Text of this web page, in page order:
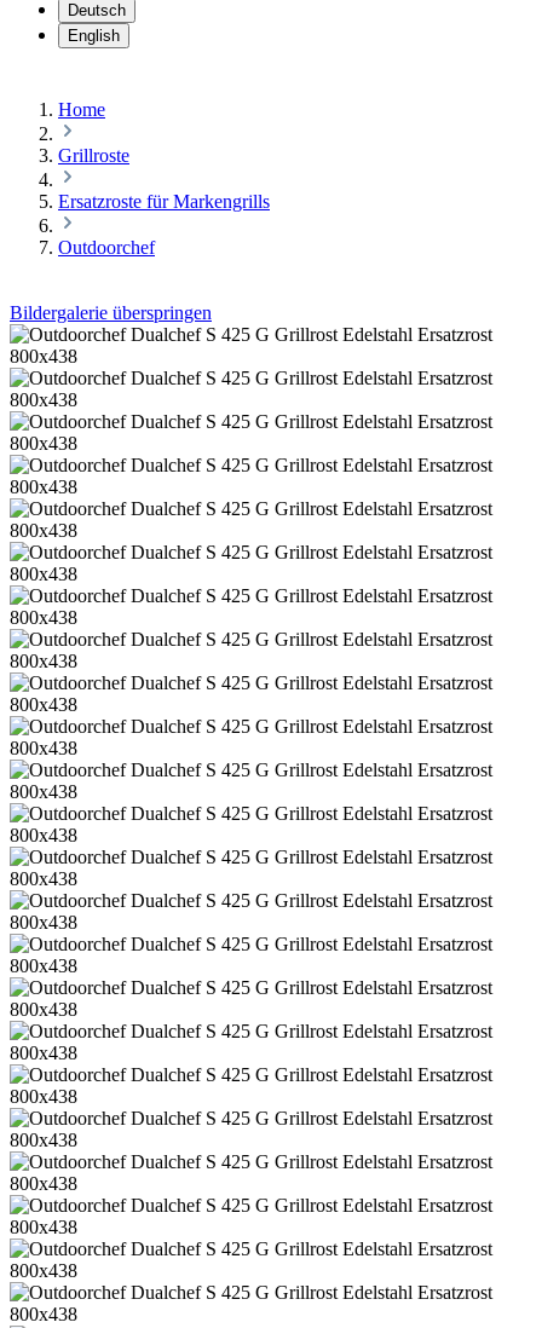
Deutsch
English
Home
Grillroste
Ersatzroste für Markengrills
Outdoorchef
Bildergalerie überspringen